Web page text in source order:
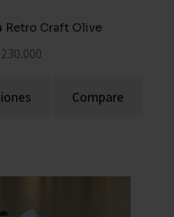
Retro Craft Olive
230.000
Compare